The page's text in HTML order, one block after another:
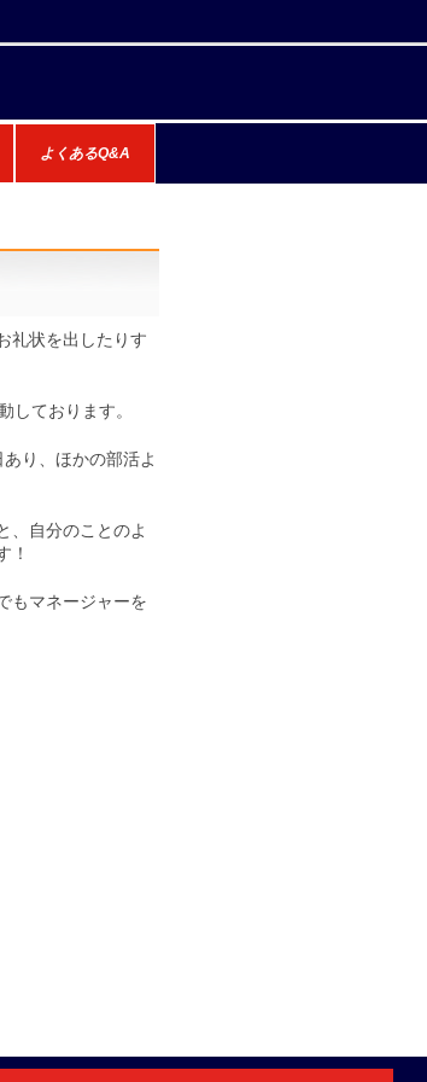
よくあるQ&A
礼状を出したりす
しております。
り、ほかの部活よ
、自分のことのよ
！
もマネージャーを